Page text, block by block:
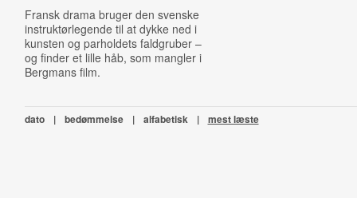
Fransk drama bruger den svenske
instruktørlegende til at dykke ned i
kunsten og parholdets faldgruber –
og finder et lille håb, som mangler i
Bergmans film.
dato | bedømmelse | alfabetisk | mest læste